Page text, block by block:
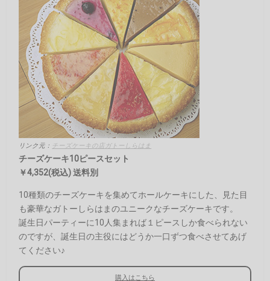
リンク元： チーズケーキの店ガトーしらはま
チーズケーキ10ピースセット
￥4,352(税込) 送料別
10種類のチーズケーキを集めてホールケーキにした、見た目
も豪華なガトーしらはまのユニークなチーズケーキです。
誕生日パーティーに10人集まれば１ピースしか食べられない
のですが、誕生日の主役にはどうか一口ずつ食べさせてあげ
てください♪
購入はこちら